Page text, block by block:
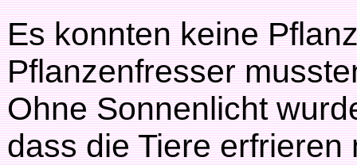
Es konnten keine
Pflanzenfresser
Ohne Sonnenlicht
dass die Tiere erfrieren